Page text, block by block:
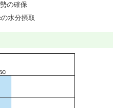
の確保
水分摂取